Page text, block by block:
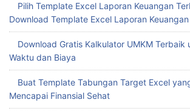
Pilih Template Excel Laporan Keuangan
Download Template Excel Laporan Keuangan
Download Gratis Kalkulator UMKM Terbaik
Waktu dan Biaya
Buat Template Tabungan Target Excel
Mencapai Finansial Sehat